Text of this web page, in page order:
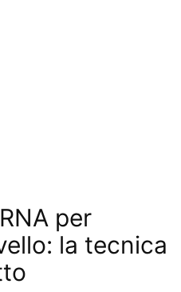
per
la tecnica